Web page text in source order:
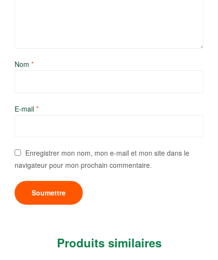
Nom *
E-mail *
Enregistrer mon nom, mon e-mail et mon site dans le
navigateur pour mon prochain commentaire.
Produits similaires